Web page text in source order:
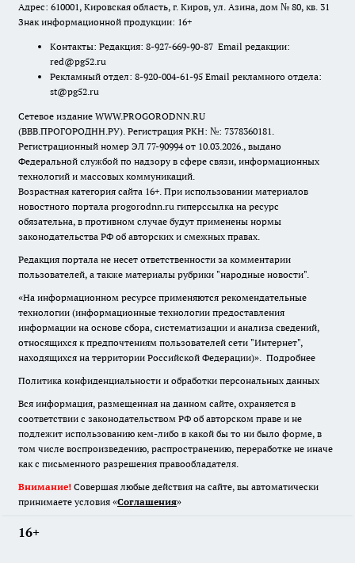
Адрес: 610001, Кировская область, г. Киров, ул. Азина, дом № 80, кв. 31
Знак информационной продукции: 16+
Контакты: Редакция: 8-927-669-90-87 Email редакции:
red@pg52.ru
Рекламный отдел: 8-920-004-61-95 Email рекламного отдела:
st@pg52.ru
Сетевое издание WWW.PROGORODNN.RU
(ВВВ.ПРОГОРОДНН.РУ). Регистрация РКН: №: 7378360181.
Регистрационный номер ЭЛ 77-90994 от 10.03.2026., выдано
Федеральной службой по надзору в сфере связи, информационных
технологий и массовых коммуникаций.
Возрастная категория сайта 16+. При использовании материалов
новостного портала progorodnn.ru гиперссылка на ресурс
обязательна, в противном случае будут применены нормы
законодательства РФ об авторских и смежных правах.
Редакция портала не несет ответственности за комментарии
пользователей, а также материалы рубрики "народные новости".
«На информационном ресурсе применяются рекомендательные
технологии (информационные технологии предоставления
информации на основе сбора, систематизации и анализа сведений,
относящихся к предпочтениям пользователей сети "Интернет",
находящихся на территории Российской Федерации)». Подробнее
Политика конфиденциальности и обработки персональных данных
Вся информация, размещенная на данном сайте, охраняется в
соответствии с законодательством РФ об авторском праве и не
подлежит использованию кем-либо в какой бы то ни было форме, в
том числе воспроизведению, распространению, переработке не иначе
как с письменного разрешения правообладателя.
Внимание! Совершая любые действия на сайте, вы автоматически
принимаете условия «Cоглашения»
16+